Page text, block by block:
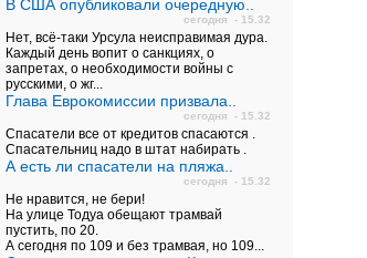
В США опубликовали очередную..
сегодня - 15.32
Нет, всё-таки Урсула неисправимая дура.
Каждый день вопит о санкциях, о
запретах, о необходимости войны с
русскими, о жг...
Глава Еврокомиссии призвала..
сегодня - 15.32
Спасатели все от кредитов спасаются .
Спасательниц надо в штат набирать .
А есть ли спасатели на пляжа..
сегодня - 15.32
Не нравится, не бери!
На улице Тодуа обещают трамвай
пустить, по 20.
А сегодня по 109 и без трамвая, но 109...